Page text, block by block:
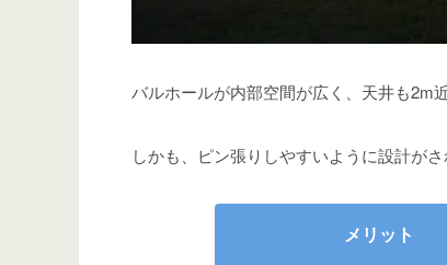
バルホールが内部空間が広く、天井も2m
しかも、ピン張りしやすいように設計が
メリット